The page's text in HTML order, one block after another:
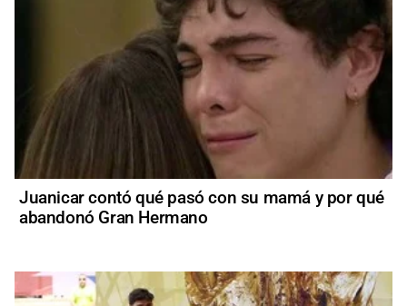
Juanicar contó qué pasó con su mamá y por qué
abandonó Gran Hermano